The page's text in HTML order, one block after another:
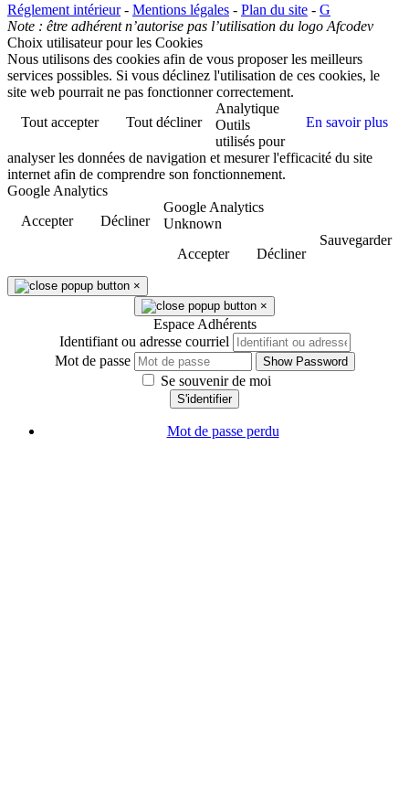
Réglement intérieur- Mentions légales - Plan du site - G
Note : être adhérent n’autorise pas l’utilisation du logo Afcodev
Choix utilisateur pour les Cookies
Nous utilisons des cookies afin de vous proposer les meilleurs
services possibles. Si vous déclinez l'utilisation de ces cookies, le
site web pourrait ne pas fonctionner correctement.
Tout accepter
Tout décliner En savoir plus
Analytique
Outils
utilisés pour
analyser les données de navigation et mesurer l'efficacité du site
internet afin de comprendre son fonctionnement.
Google Analytics
Accepter
Décliner
Google Analytics
Unknown
Accepter
Décliner
Sauvegarder
×
×
Espace Adhérents
Identifiant ou adresse courriel
Mot de passe
Show Password
Se souvenir de moi
S'identifier
Mot de passe perdu